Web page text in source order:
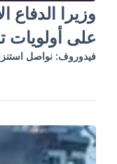
وزيرا الدفاع
على أولويات
فيدوروف: نواصل